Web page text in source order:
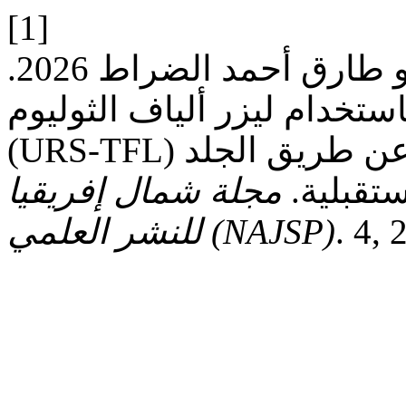
[1]
حسام حاتم حسن موسى بكار و طارق أحمد الضراط 2026.
ليزر ألياف الثوليوم
(URS-TFL) واستئصال حصى الكلى عن طريق الجلد (PCNL)
مجلة شمال إفريقيا
للنشر العلمي (NAJSP). 4,